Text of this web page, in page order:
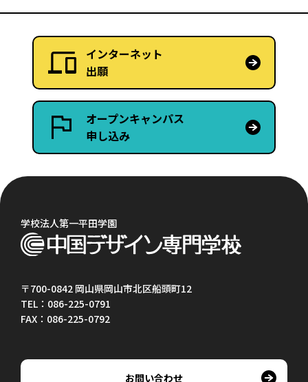
インターネット
出願
オープンキャンパス
申し込み
学校法人第一平田学園
〒700-0842 岡山県岡山市北区船頭町12
TEL：086-225-0791
FAX：086-225-0792
お問い合わせ